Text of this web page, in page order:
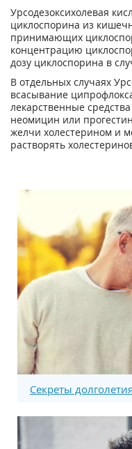
Урсодезоксихолевая
циклоспорина из
принимающих
концентрацию
дозу циклоспорина в
В отдельных случаях
всасывание
лекарственные
неомицин или
желчи холестерином и
растворять
Секреты